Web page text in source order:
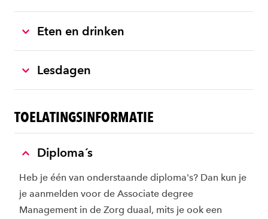
Eten en drinken
Lesdagen
TOELATINGSINFORMATIE
Diploma´s
Heb je één van onderstaande diploma's? Dan kun je
je aanmelden voor de Associate degree
Management in de Zorg duaal, mits je ook een